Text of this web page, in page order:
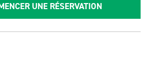
UNE RÉSERVATION